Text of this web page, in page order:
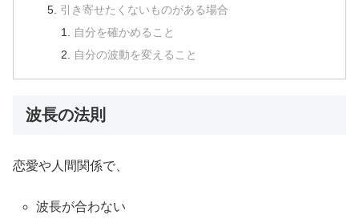
引き寄せたくないものがある場合
自分を確かめること
自分の波動を変えること
波長の法則
恋愛や人間関係で、
波長が合わない